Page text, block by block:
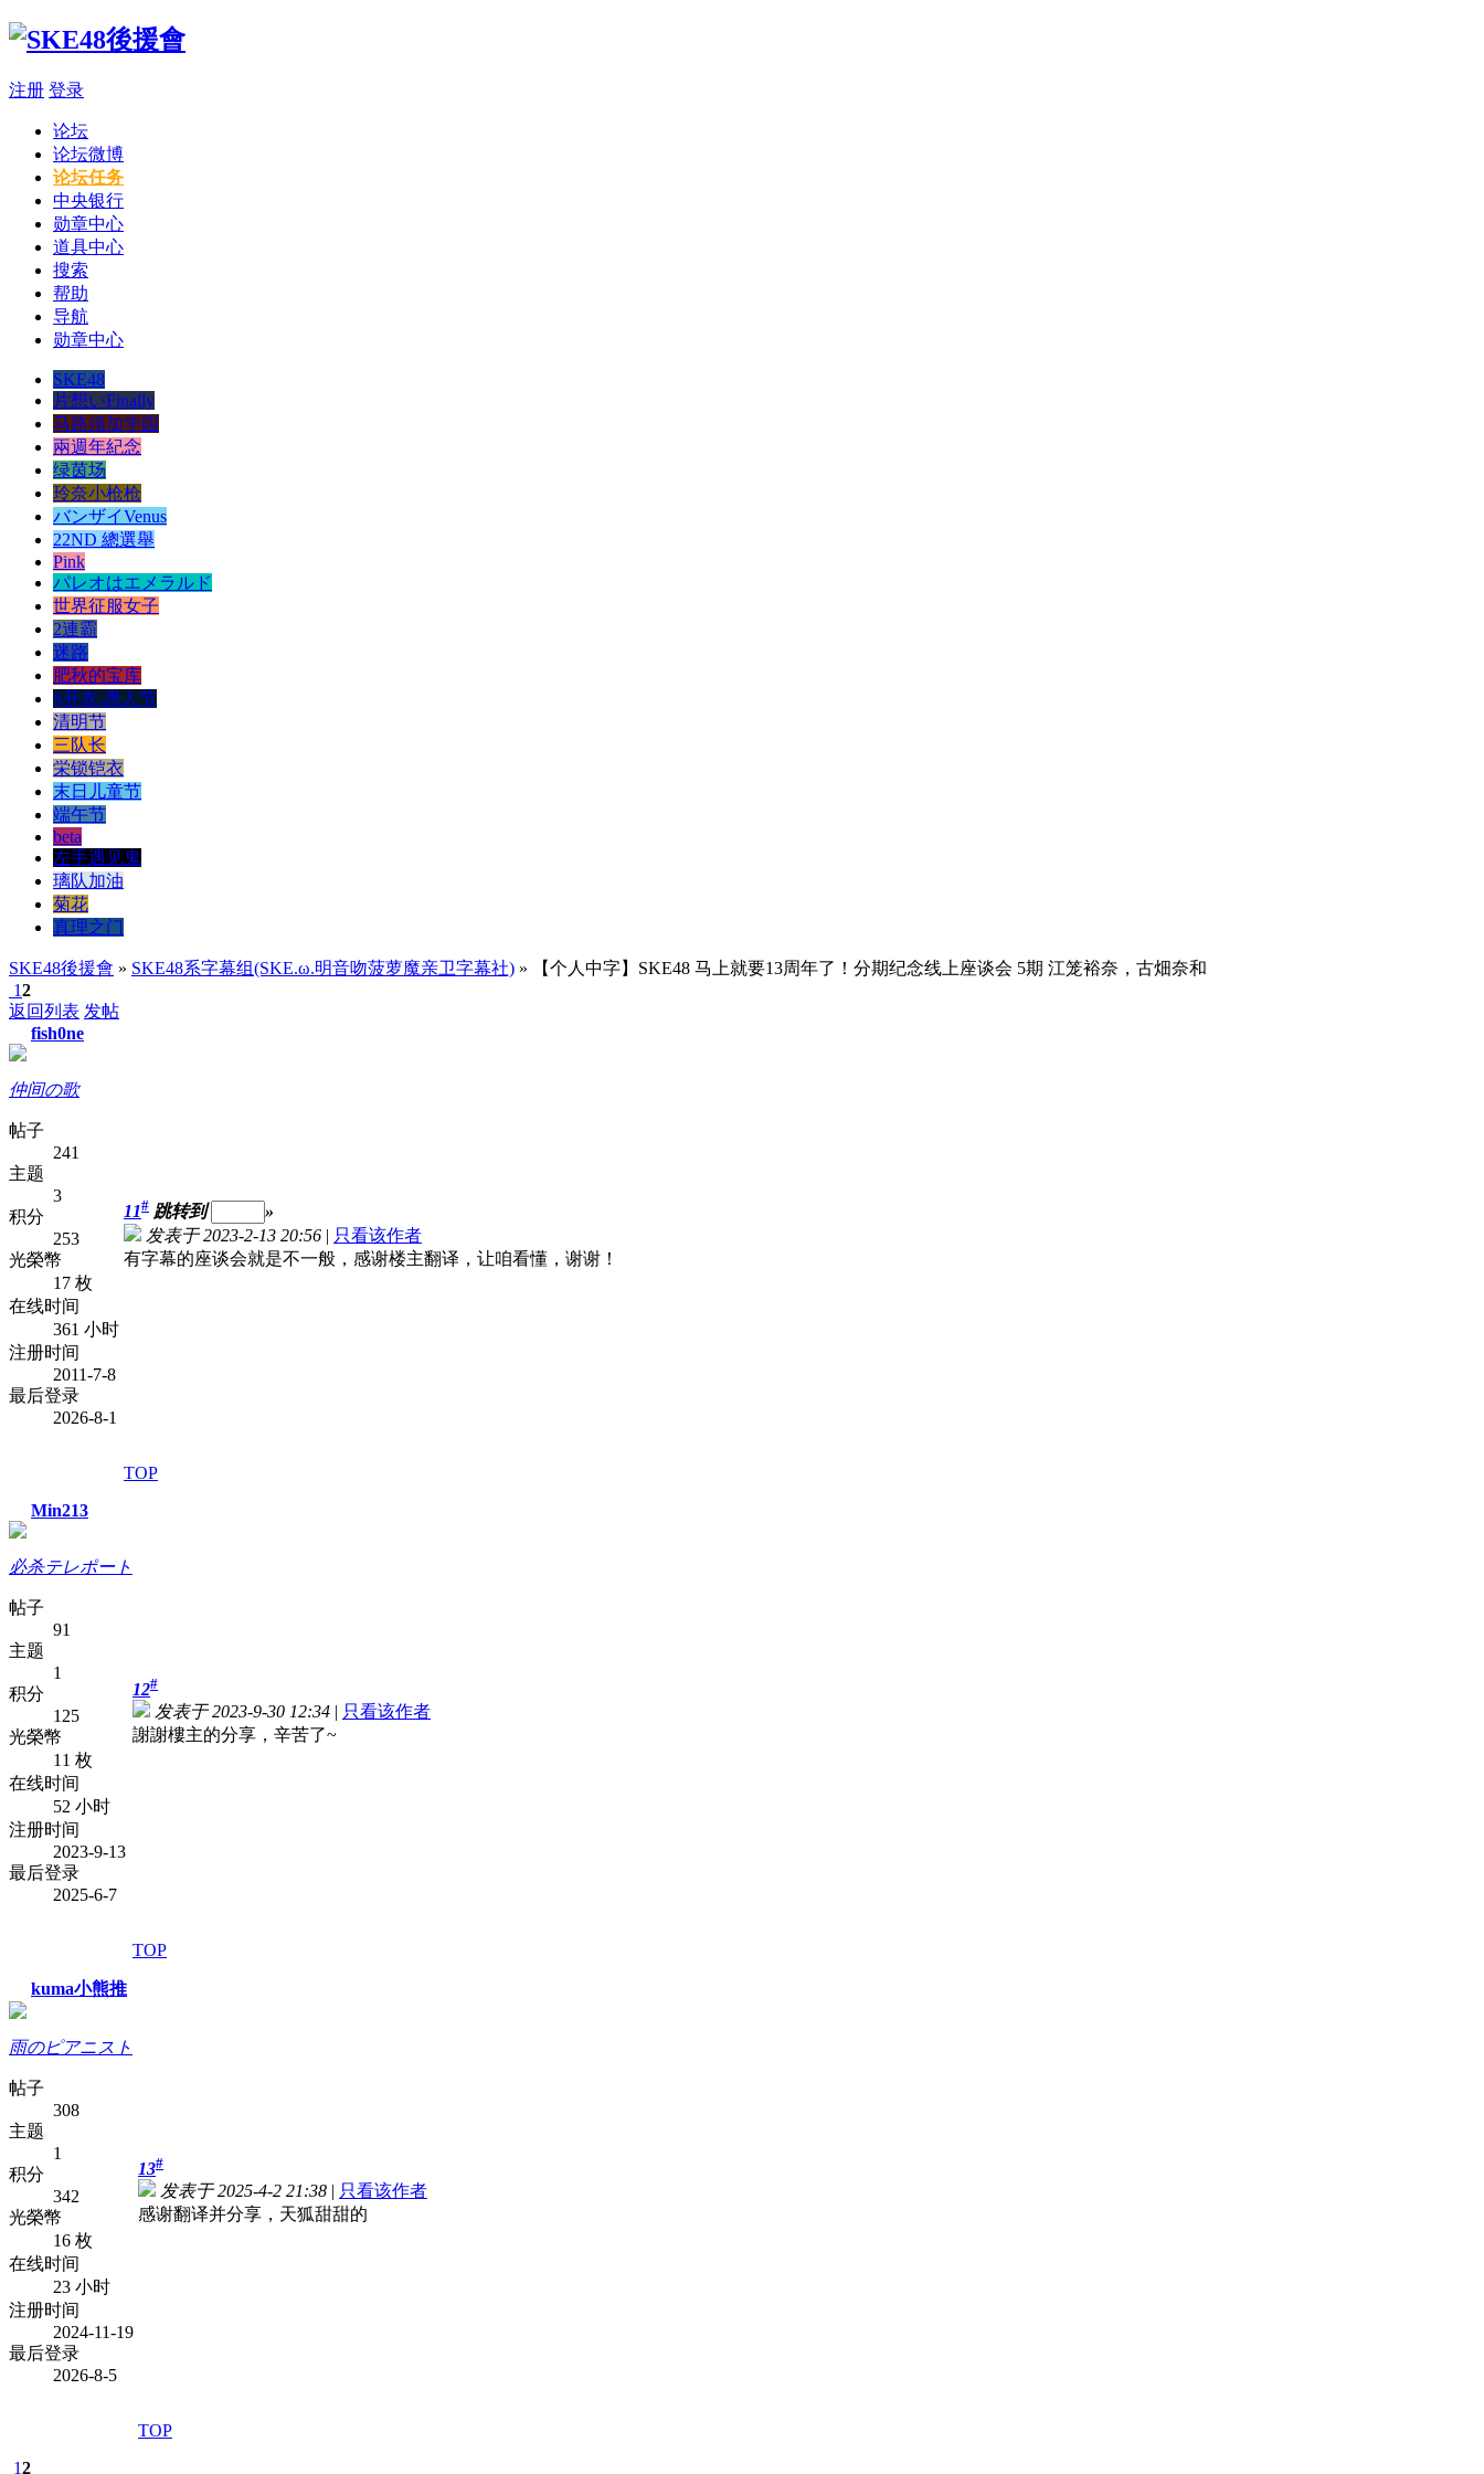
注册 登录
论坛
论坛微博
论坛任务
中央银行
勋章中心
道具中心
搜索
帮助
导航
勋章中心
SKE48
片想いFinally
马路须加学园
兩週年紀念
绿茵场
玲奈小枪枪
バンザイVenus
22ND 總選舉
Pink
パレオはエメラルド
世界征服女子
2連霸
迷路
肥秋的宝库
S开衣-愚人节
清明节
三队长
栄锁铠衣
末日儿童节
端午节
beta
左手遇见鬼
璃队加油
菊花
真理之门
SKE48後援會 » SKE48系字幕组(SKE.ω.明音吻菠萝魔亲卫字幕社) » 【个人中字】SKE48 马上就要13周年了！分期纪念线上座谈会 5期 江笼裕奈，古畑奈和
12
返回列表 发帖
fish0ne
仲间の歌
帖子
241
主题
3
积分
253
光榮幣
17 枚
在线时间
361 小时
注册时间
2011-7-8
最后登录
2026-8-1
11# 跳转到
»
发表于 2023-2-13 20:56 | 只看该作者
有字幕的座谈会就是不一般，感谢楼主翻译，让咱看懂，谢谢！
TOP
Min213
必杀テレポート
帖子
91
主题
1
积分
125
光榮幣
11 枚
在线时间
52 小时
注册时间
2023-9-13
最后登录
2025-6-7
12#
发表于 2023-9-30 12:34 | 只看该作者
謝謝樓主的分享，辛苦了~
TOP
kuma小熊推
雨のピアニスト
帖子
308
主题
1
积分
342
光榮幣
16 枚
在线时间
23 小时
注册时间
2024-11-19
最后登录
2026-8-5
13#
发表于 2025-4-2 21:38 | 只看该作者
感谢翻译并分享，天狐甜甜的
TOP
12